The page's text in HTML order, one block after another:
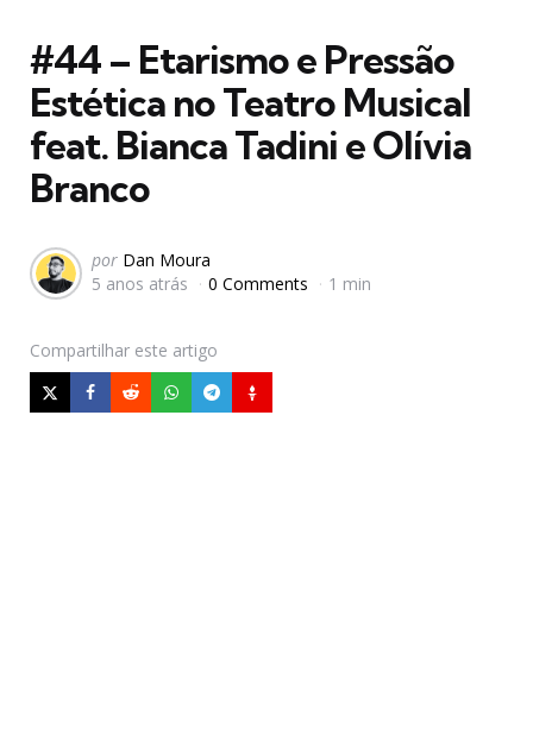
#44 – Etarismo e Pressão
Estética no Teatro Musical
feat. Bianca Tadini e Olívia
Branco
Postado
por
por Dan Moura
5 anos atrás
0 Comments 1 min
Compartilhar este artigo